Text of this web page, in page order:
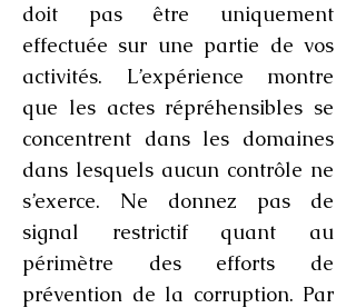
doit pas être uniquement
effectuée sur une partie de vos
activités. L’expérience montre
que les actes répréhensibles se
concentrent dans les domaines
dans lesquels aucun contrôle ne
s’exerce. Ne donnez pas de
signal restrictif quant au
périmètre des efforts de
prévention de la corruption. Par